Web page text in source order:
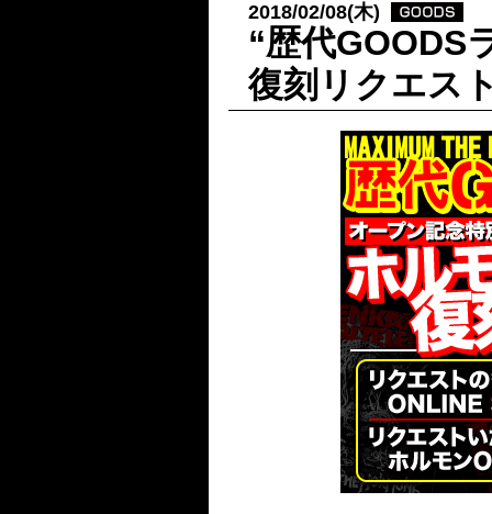
2018/02/08(木)
“歴代GOODS
復刻リクエス